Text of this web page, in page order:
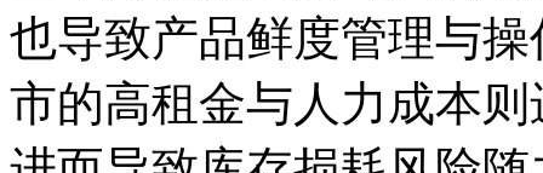
也导致产品鲜度管理与
市的高租金与人力成本